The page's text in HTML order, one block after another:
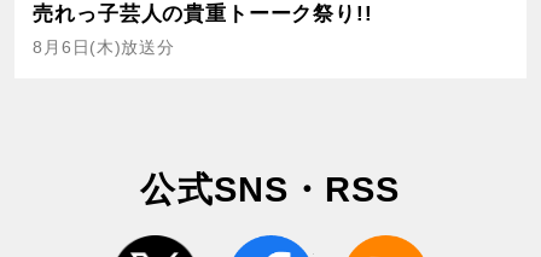
売れっ子芸人の貴重トーーク祭り!!
8月6日(木)放送分
公式SNS・RSS
twitter facebook